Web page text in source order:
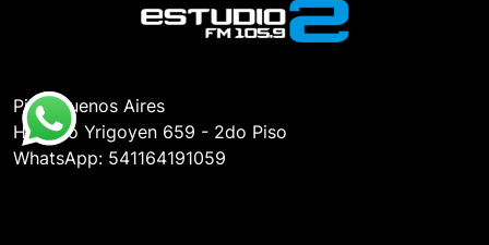
Pilar, Buenos Aires
Hipólito Yrigoyen 659 - 2do Piso
WhatsApp: 541164191059